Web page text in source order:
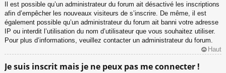
Il est possible qu’un administrateur du forum ait désactivé les inscriptions
afin d’empêcher les nouveaux visiteurs de s’inscrire. De même, il est
également possible qu’un administrateur du forum ait banni votre adresse
IP ou interdit l’utilisation du nom d’utilisateur que vous souhaitez utiliser.
Pour plus d’informations, veuillez contacter un administrateur du forum.
Haut
Je suis inscrit mais je ne peux pas me connecter !